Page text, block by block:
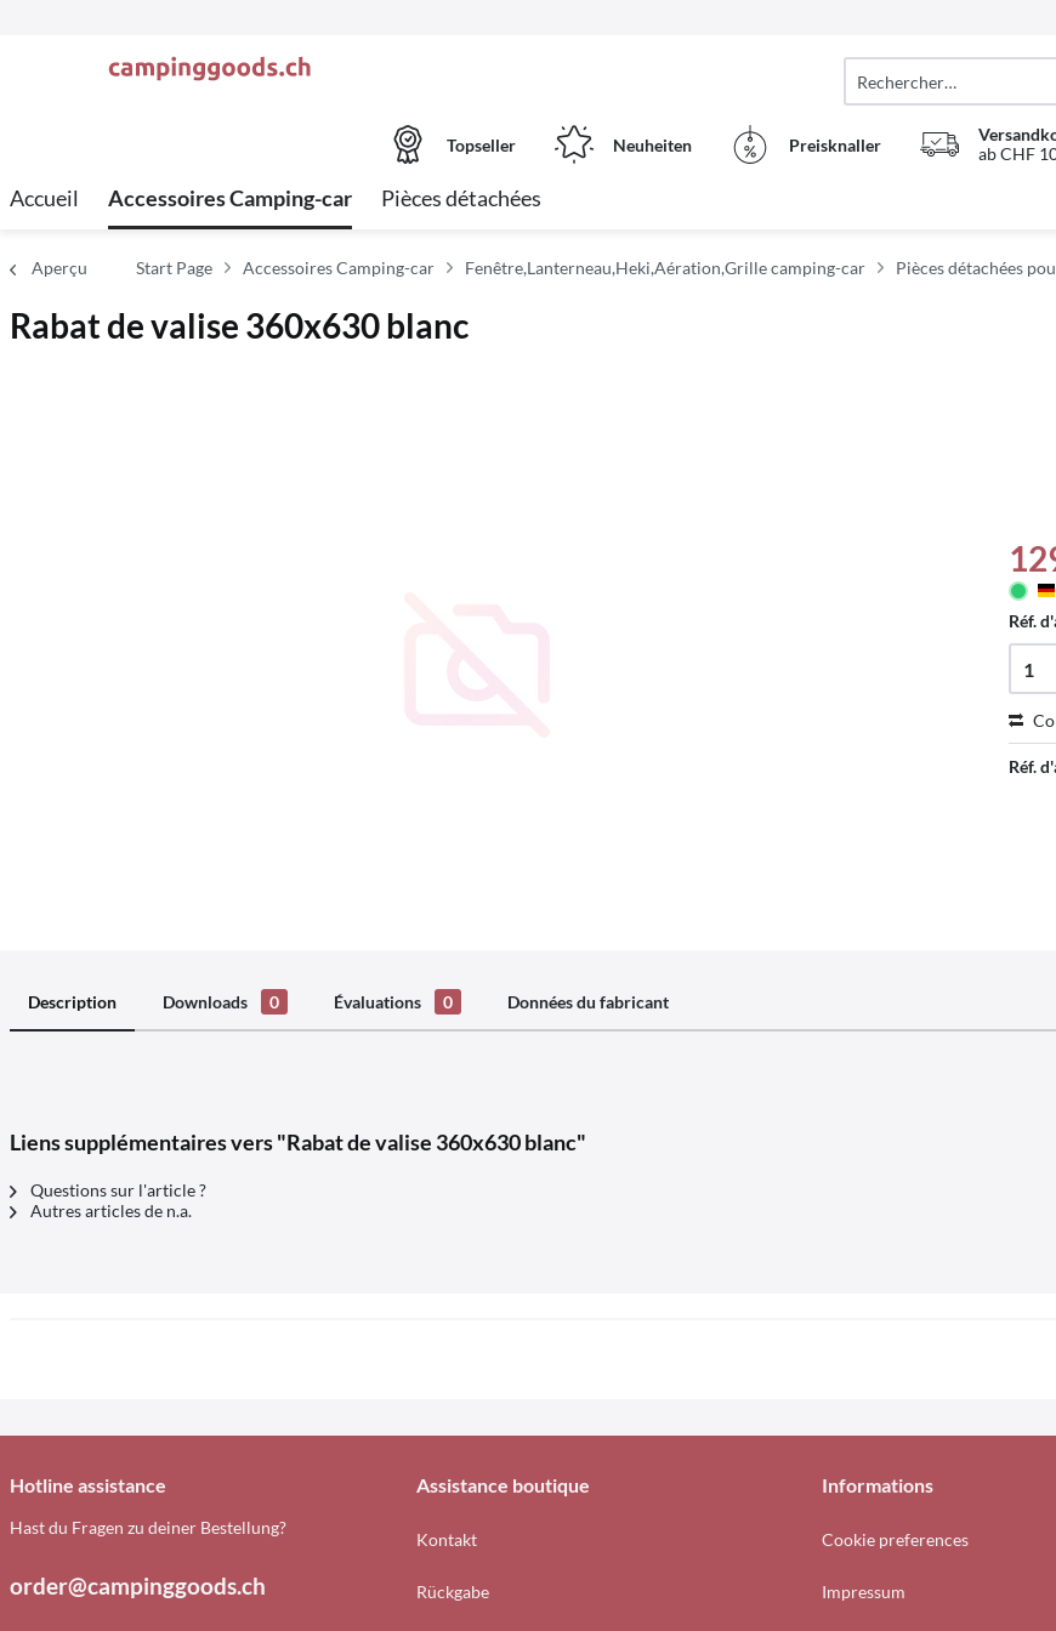
Topseller Neuheiten Preisknaller
ab CHF
Accueil Accessoires Camping-car Pièces détachées
Aperçu Start Page Accessoires Camping-car Fenêtre,Lanterneau,Heki,Aération,Grille camping-car Pièces détachées
Rabat de valise 360x630 blanc
Réf.
Réf.
Description Downloads 0 Évaluations 0 Données du fabricant
Liens supplémentaires vers "Rabat de valise 360x630 blanc"
Questions sur l'article ?
Autres articles de n.a.
Hotline assistance
Hast du Fragen zu deiner Bestellung?
order@campinggoods.ch
Assistance boutique
Kontakt
Rückgabe
Informations
Cookie preferences
Impressum